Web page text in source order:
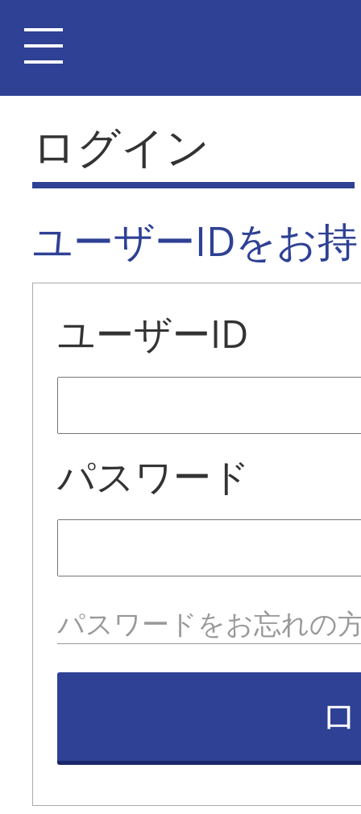
ログイン
ユーザーIDをお
ユーザーID
パスワード
パスワードをお忘れの